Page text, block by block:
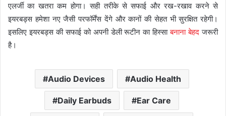
एलर्जी का खतरा कम होगा। सही तरीके से सफाई और रख-रखाव करने से
इयरबड्स हमेशा नए जैसी परफॉर्मेंस देंगे और कानों की सेहत भी सुरक्षित रहेगी।
इसलिए इयरबड्स की सफाई को अपनी डेली रूटीन का हिस्साबनाना बेहद जरूरी
है।
Audio Devices Audio Health
Daily Earbuds Ear Care